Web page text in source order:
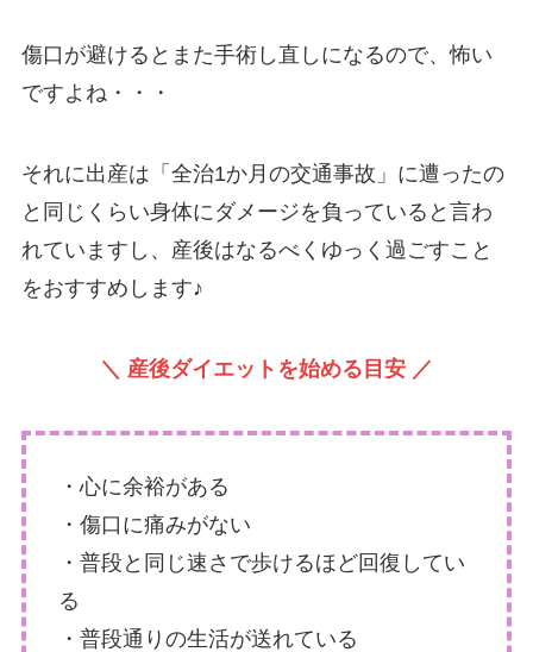
傷口が避けるとまた手術し直しになるので、怖い
ですよね・・・
それに出産は「全治1か月の交通事故」に遭ったの
と同じくらい身体にダメージを負っていると言わ
れていますし、産後はなるべくゆっく過ごすこと
をおすすめします♪
＼ 産後ダイエットを始める目安 ／
・心に余裕がある
・傷口に痛みがない
・普段と同じ速さで歩けるほど回復してい
る
・普段通りの生活が送れている